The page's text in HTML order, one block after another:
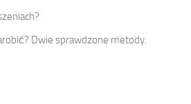
Dwie sprawdzone metody.